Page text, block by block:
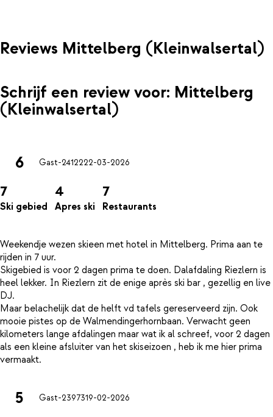
Reviews Mittelberg (Kleinwalsertal)
Schrijf een review voor: Mittelberg
(Kleinwalsertal)
6 Gast-2412222-03-2026
7
Ski gebied
4
Apres ski
7
Restaurants
Weekendje wezen skieen met hotel in Mittelberg. Prima aan te
rijden in 7 uur.
Skigebied is voor 2 dagen prima te doen. Dalafdaling Riezlern is
heel lekker. In Riezlern zit de enige après ski bar , gezellig en live
DJ.
Maar belachelijk dat de helft vd tafels gereserveerd zijn. Ook
mooie pistes op de Walmendingerhornbaan. Verwacht geen
kilometers lange afdalingen maar wat ik al schreef, voor 2 dagen
als een kleine afsluiter van het skiseizoen , heb ik me hier prima
5 Gast-2397319-02-2026